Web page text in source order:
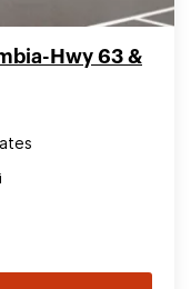
Hwy 63 &